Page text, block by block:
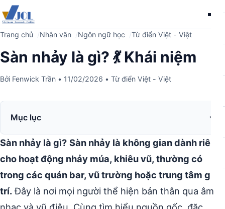
Trang chủ Nhân văn Ngôn ngữ học Từ điển Việt - Việt
Sàn nhảy là gì? 💃 Khái niệm
Bởi Fenwick Trần • 11/02/2026 • Từ điển Việt - Việt
Mục lục
Sàn nhảy là gì? Sàn nhảy là không gian dành riêng
cho hoạt động nhảy múa, khiêu vũ, thường có
trong các quán bar, vũ trường hoặc trung tâm giải
trí.Đây là nơi mọi người thể hiện bản thân qua âm